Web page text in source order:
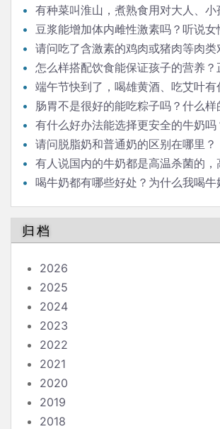
有种菜叫淮山，煮熟食用对大人、
场上有冒充淮山的，那是什么，对人有
豆浆能增加体内雌性激素吗？听说
以补充雌激素，那男性是否适合经常喝
请问吃了含激素的鸡肉或猪肉等肉类
害？蔬菜或水果呢，比如媒体经常报导
怎么样搭配饮食能保证孩子的营养
辅食，一定需要用配方米粉吗？自制米
肉泥是否也可以？
端午节快到了，喝雄黄酒、吃艾叶有
每年端午，我们家都会点艾草熏屋子，
吗？我们家有小孩。
肠胃不是很好的能吃粽子吗？什么
粽子？我喜欢吃冷粽子，但别人说冷粽
了，真的是这样吗？粽子可以放冰箱冷
些朋友家端午节期间一时吃不了的粽子
着，一泡就是两三天，吃的时候直接拿
有什么好办法能选择更安全的牛奶吗
请问脱脂奶和普通奶的区别在哪里？
有人说国内的牛奶都是高温杀菌的
都变性了，失去了营养价值，是这样吗
喝牛奶都有哪些好处？为什么我喝牛
归档
2026
2025
2024
2023
2022
2021
2020
2019
2018